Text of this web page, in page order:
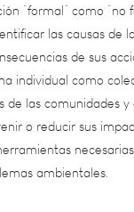
de sus
como
las
o reducir sus
necesarias
ambientales.
la legisladora